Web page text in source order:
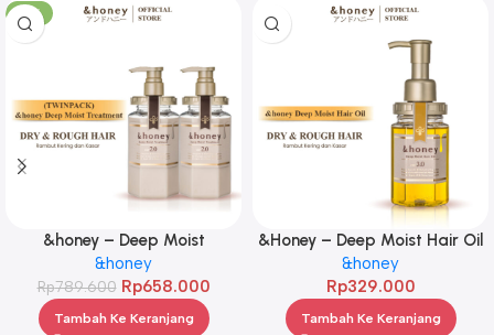
-17%
&honey – Deep Moist
Treatment 445 g Twinpack
&honey
Rp789.600 Rp658.000
Tambah Ke Keranjang
&Honey – Deep Moist Hair Oil
3.0 100ml
&honey
Rp329.000
Tambah Ke Keranjang